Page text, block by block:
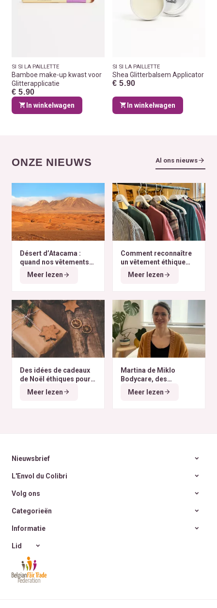
SI SI LA PAILLETTE
Bamboe make-up kwast voor
Glitterapplicatie
€ 5.90
In winkelwagen
SI SI LA PAILLETTE
Shea Glitterbalsem Applicator
€ 5.90
In winkelwagen
ONZE NIEUWS Al ons nieuws
Désert d’Atacama :
quand nos vêtements
finissent à l’autre bout
du monde
Meer lezen
Comment reconnaître
un vêtement éthique
selon nos critères ?
Meer lezen
Des idées de cadeaux
de Noël éthiques pour
tous les budgets
Meer lezen
Martina de Miklo
Bodycare, des
déodorants naturels et
zéro déchet
A la
Meer lezen
Nieuwsbrief
L'Envol du Colibri
Volg ons
Categorieën
Informatie
Lid